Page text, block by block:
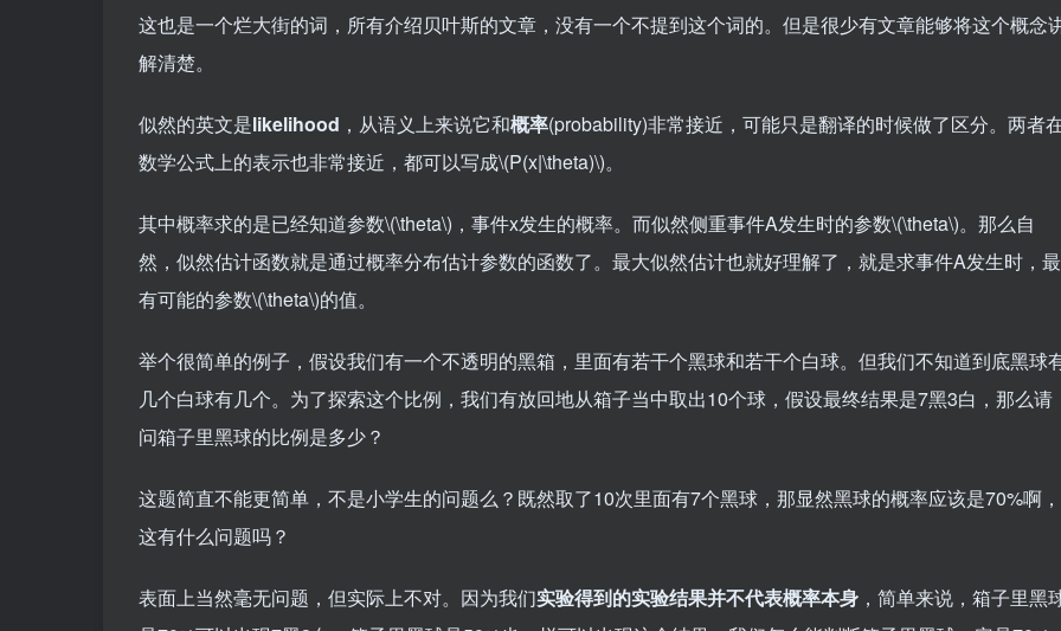
这也是一个烂大街的词，所有介绍贝叶斯的文章，没有一个不提到这个词的。但是很少有文章能够将这个概念
解清楚。
似然的英文是likelihood ，从语义上来说它和概率(probability)非常接近，可能只是翻译的时候做了区分。两者
数学公式上的表示也非常接近，都可以写成\(P(x|\theta)\)。
其中概率求的是已经知道参数\(\theta\) ，事件x发生的概率。而似然侧重事件A发生时的参数\(\theta\)。那么自
然，似然估计函数就是通过概率分布估计参数的函数了。最大似然估计也就好理解了，就是求事件A发生时，最
有可能的参数\(\theta\)的值。
举个很简单的例子，假设我们有一个不透明的黑箱，里面有若干个黑球和若干个白球。但我们不知道到底黑球
几个白球有几个。为了探索这个比例，我们有放回地从箱子当中取出10个球，假设最终结果是7黑3白，那么请
问箱子里黑球的比例是多少？
这题简直不能更简单，不是小学生的问题么？既然取了10次里面有7个黑球，那显然黑球的概率应该是70%啊，
这有什么问题吗？
表面上当然毫无问题，但实际上不对。因为我们实验得到的实验结果并不代表概率本身 ，简单来说，箱子里黑